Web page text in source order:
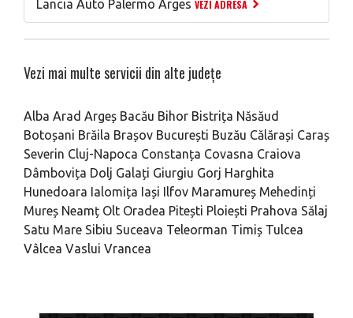
Lancia Auto Palermo Arges VEZI ADRESA
Vezi mai multe servicii din alte județe
Alba Arad Argeș Bacău Bihor Bistrița Năsăud
Botoșani Brăila Brașov București Buzău Călărași Caraș
Severin Cluj-Napoca Constanța Covasna Craiova
Dâmbovița Dolj Galați Giurgiu Gorj Harghita
Hunedoara Ialomița Iași Ilfov Maramureș Mehedinți
Mureș Neamț Olt Oradea Pitești Ploiești Prahova Sălaj
Satu Mare Sibiu Suceava Teleorman Timiș Tulcea
Vâlcea Vaslui Vrancea